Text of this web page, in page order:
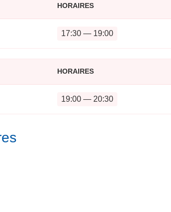
HORAIRES
17:30 — 19:00
HORAIRES
19:00 — 20:30